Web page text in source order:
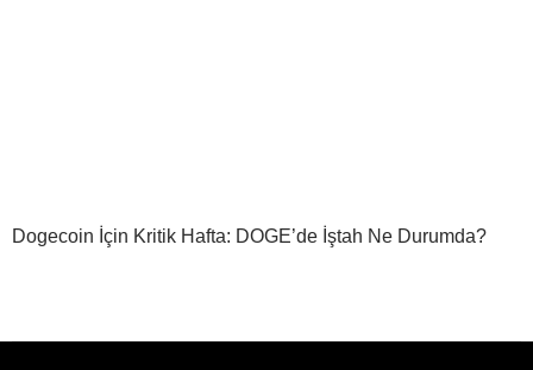
Dogecoin İçin Kritik Hafta: DOGE’de İştah Ne Durumda?